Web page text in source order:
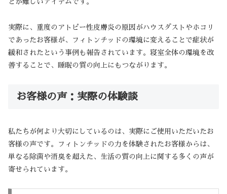
とが難しいアイテムです。
実際に、重度のアトピー性皮膚炎の原因がハウスダストやホコリ
であったお客様が、フィトンチッドの環境に変えることで症状が
緩和されたという事例も報告されています。寝室全体の環境を改
善することで、睡眠の質の向上にもつながります。
お客様の声：実際の体験談
私たちが何より大切にしているのは、実際にご使用いただいたお
客様の声です。フィトンチッドの力を体験されたお客様からは、
単なる除菌や消臭を超えた、生活の質の向上に関する多くの声が
寄せられています。